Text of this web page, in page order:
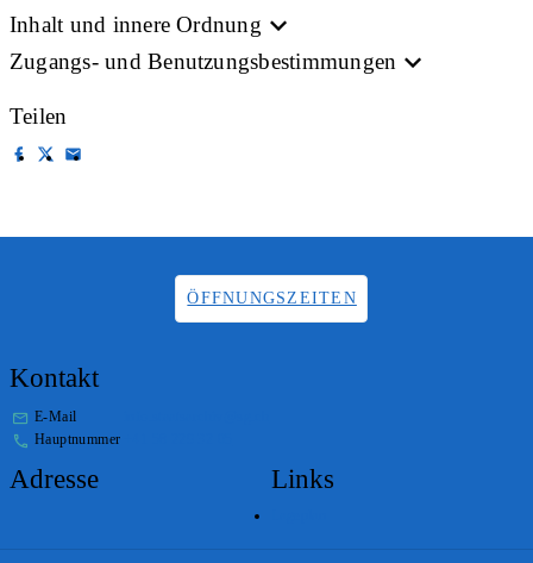
Inhalt und innere Ordnung
Zugangs- und Benutzungsbestimmungen
Teilen
ÖFFNUNGSZEITEN
Kontakt
E-Mail
Hauptnummer
Adresse Links